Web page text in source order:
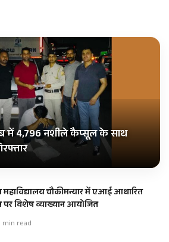
में 4,796 नशीले कैप्सूल के साथ
महाविद्यालय चौकीमन्यार में एआई आधारित
विशेष व्याख्यान आयोजित
min read